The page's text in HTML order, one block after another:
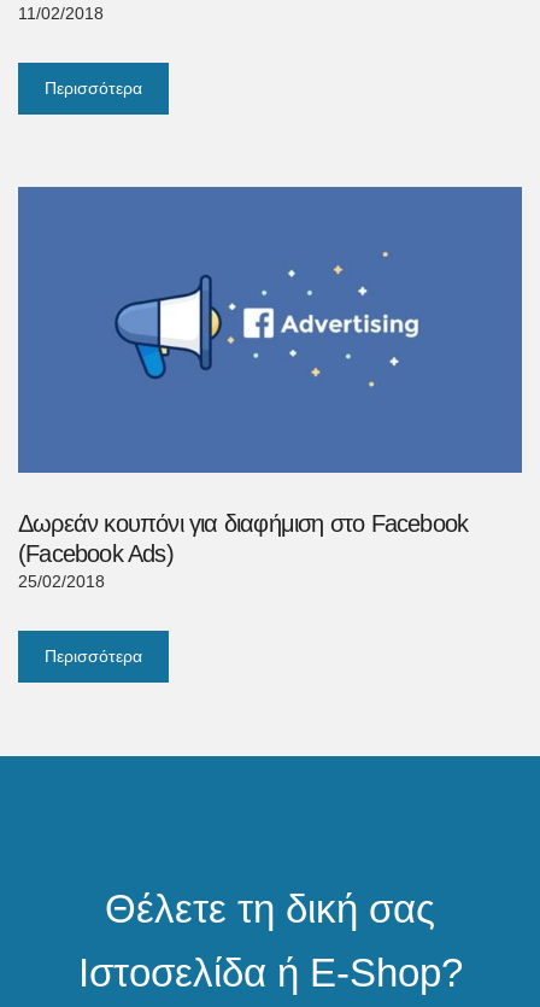
11/02/2018
Περισσότερα
Δωρεάν κουπόνι για διαφήμιση στο Facebook
(Facebook Ads)
25/02/2018
Περισσότερα
Θέλετε τη δική σας
Ιστοσελίδα ή E-Shop?